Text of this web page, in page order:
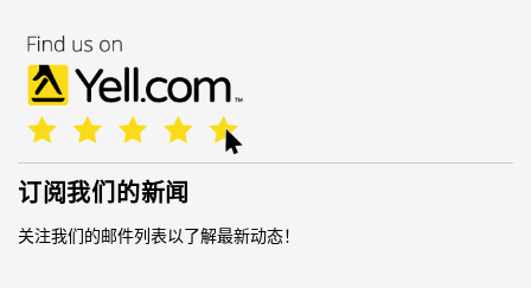
订阅我们的新闻
关注我们的邮件列表以了解最新动态！